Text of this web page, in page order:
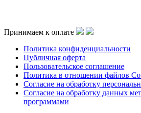
Принимаем к оплате
Политика конфиденциальности
Публичная оферта
Пользовательское соглашение
Политика в отношении файлов
Согласие на обработку
Согласие на обработку данных
программами